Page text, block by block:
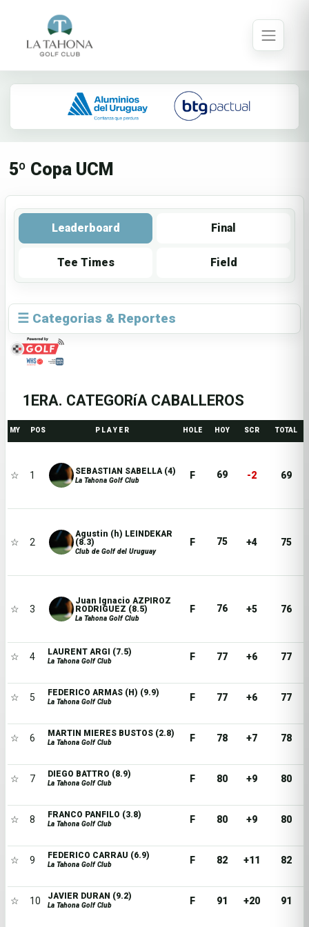
5º Copa UCM
Leaderboard Final
Tee Times Field
☰ Categorias & Reportes
1ERA. CATEGORíA CABALLEROS
MY POS P L A Y E R HOLE HOY SCR TOTAL
☆ 1 SEBASTIAN SABELLA (4)
La Tahona Golf Club F 69 -2 69
☆ 2
Agustin (h) LEINDEKAR
(8.3)
Club de Golf del Uruguay
F 75 +4 75
☆ 3
Juan Ignacio AZPIROZ
RODRIGUEZ (8.5)
La Tahona Golf Club
F 76 +5 76
☆ 4 LAURENT ARGI (7.5)
La Tahona Golf Club F 77 +6 77
☆ 5 FEDERICO ARMAS (H) (9.9)
La Tahona Golf Club F 77 +6 77
☆ 6 MARTIN MIERES BUSTOS (2.8)
La Tahona Golf Club F 78 +7 78
☆ 7 DIEGO BATTRO (8.9)
La Tahona Golf Club F 80 +9 80
☆ 8 FRANCO PANFILO (3.8)
La Tahona Golf Club F 80 +9 80
☆ 9 FEDERICO CARRAU (6.9)
La Tahona Golf Club F 82 +11 82
☆ 10 JAVIER DURAN (9.2)
La Tahona Golf Club F 91 +20 91